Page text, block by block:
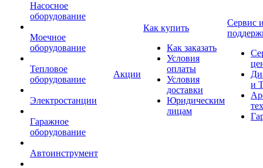
Насосное
оборудование
Моечное
оборудование
Тепловое
оборудование
Электростанции
Гаражное
оборудование
Автоинструмент
Акции
Как купить
Как заказать
Условия
оплаты
Условия
доставки
Юридическим
лицам
Сервис
и